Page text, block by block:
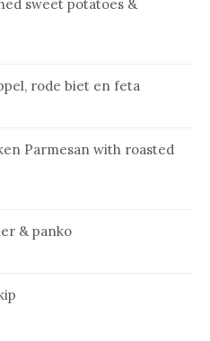
sweet potatoes &
ro­de biet en fe­ta
Parmesan with roasted
& pan­ko